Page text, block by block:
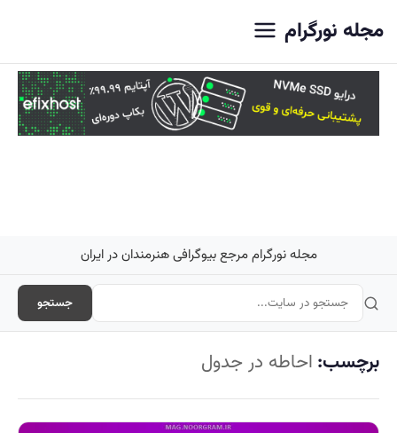
مجله نورگرام
مجله نورگرام مرجع بیوگرافی هنرمندان در ایران
جستجو
برچسب: احاطه در جدول